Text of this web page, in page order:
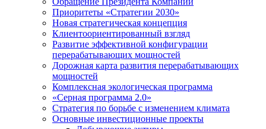
Приоритеты «Стратегии 2030»
Новая стратегическая концепция
Клиентоориентированный взгляд
Развитие эффективной конфигурации
перерабатывающих мощностей
Дорожная карта развития перерабатывающих
мощностей
Комплексная экологическая программа
«Серная программа 2.0»
Стратегия по борьбе с изменением климата
Основные инвестиционные проекты